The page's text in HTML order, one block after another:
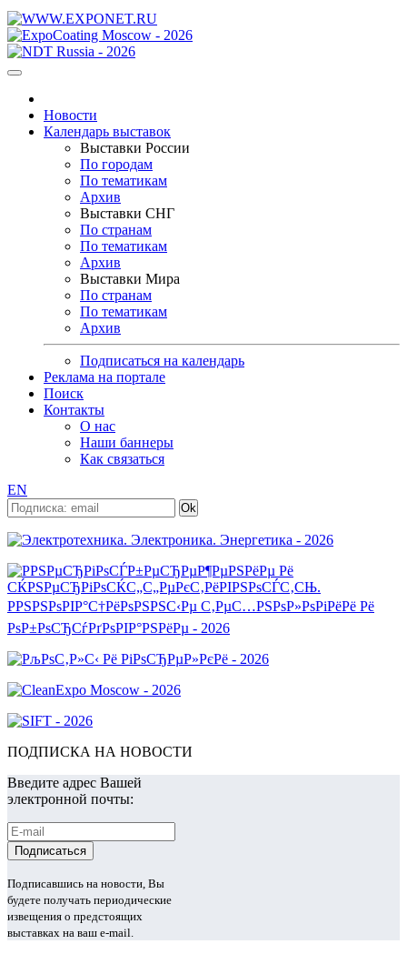
Новости
Календарь выставок
Выставки России
По городам
По тематикам
Архив
Выставки СНГ
По странам
По тематикам
Архив
Выставки Мира
По странам
По тематикам
Архив
Подписаться на календарь
Реклама на портале
Поиск
Контакты
О нас
Наши баннеры
Как связаться
EN
ПОДПИСКА НА НОВОСТИ
Введите адрес Вашей
электронной почты:
Подписавшись на новости, Вы
будете получать периодические
извещения о предстоящих
выставках на ваш e-mail.